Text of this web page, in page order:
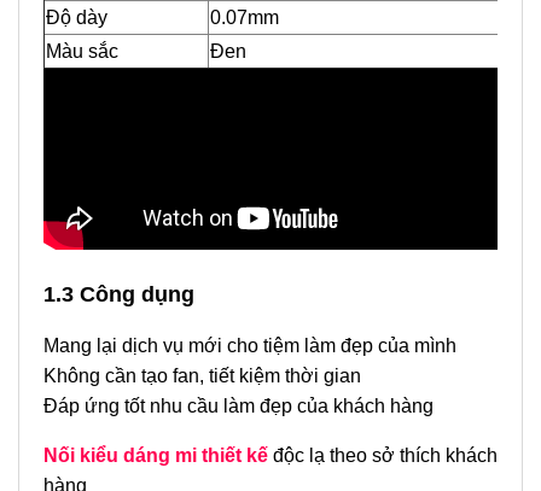
Độ dày
0.07mm
Màu sắc
Đen
1.3 Công dụng
Mang lại dịch vụ mới cho tiệm làm đẹp của mình
Không cần tạo fan, tiết kiệm thời gian
Đáp ứng tốt nhu cầu làm đẹp của khách hàng
Nối kiểu dáng mi thiết kế độc lạ theo sở thích khách
hàng